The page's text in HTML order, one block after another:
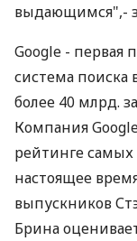
выдающимся",-
Google - первая
система поиска
более 40 млрд.
Компания
рейтинге
настоящее
выпускников
Брина